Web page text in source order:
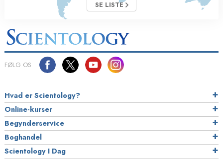
SE LISTE
FØLG OS
Hvad er Scientology?
Online-kurser
Begynderservice
Boghandel
Scientology I Dag